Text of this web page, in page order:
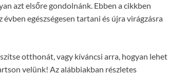
azt elsőre gondolnánk. Ebben a cikkben
egészségesen tartani és újra virágzásra
otthonát, vagy kíváncsi arra, hogyan lehet
velünk! Az alábbiakban részletes